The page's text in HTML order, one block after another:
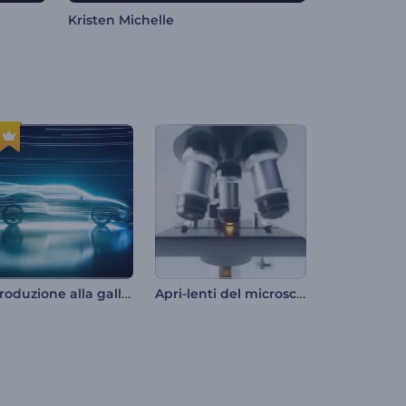
Kristen Michelle
Introduzione alla galleria del vento per il settore automobilistico Apri-lenti del microscopio